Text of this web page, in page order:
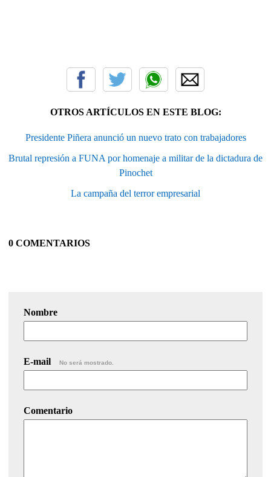
OTROS ARTÍCULOS EN ESTE BLOG:
Presidente Piñera anunció un nuevo trato con trabajadores
Brutal represión a FUNA por homenaje a militar de la dictadura de
Pinochet
La campaña del terror empresarial
0 COMENTARIOS
Nombre
E-mail No será mostrado.
Comentario